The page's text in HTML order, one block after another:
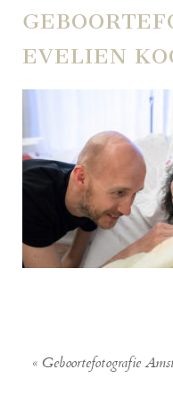
EVELIEN
« Geboortefotografie